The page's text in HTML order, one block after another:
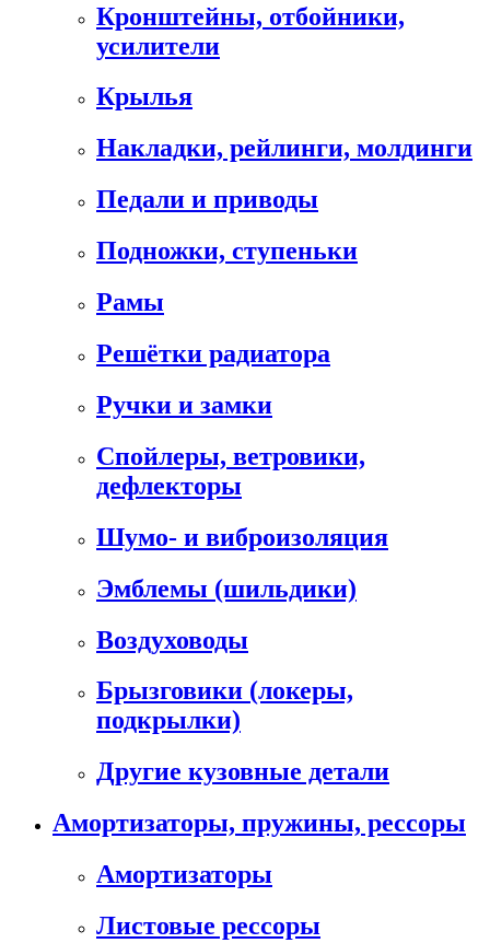
Кронштейны, отбойники,
усилители
Крылья
Накладки, рейлинги, молдинги
Педали и приводы
Подножки, ступеньки
Рамы
Решётки радиатора
Ручки и замки
Спойлеры, ветровики,
дефлекторы
Шумо- и виброизоляция
Эмблемы (шильдики)
Воздуховоды
Брызговики (локеры,
подкрылки)
Другие кузовные детали
Амортизаторы, пружины, рессоры
Амортизаторы
Листовые рессоры